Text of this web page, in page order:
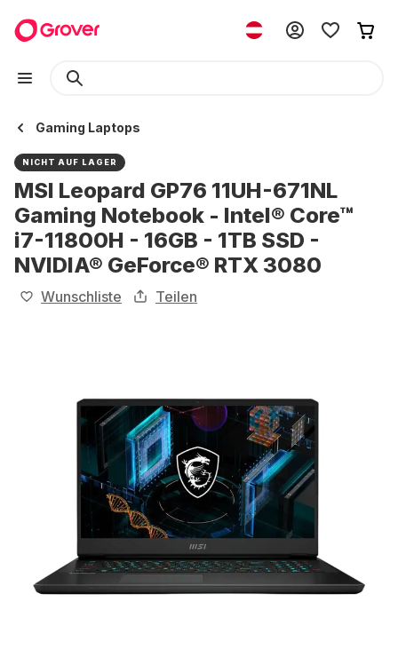
Gaming Laptops
NICHT AUF LAGER
MSI Leopard GP76 11UH-671NL
Gaming Notebook - Intel® Core™
i7-11800H - 16GB - 1TB SSD -
NVIDIA® GeForce® RTX 3080
Wunschliste Teilen